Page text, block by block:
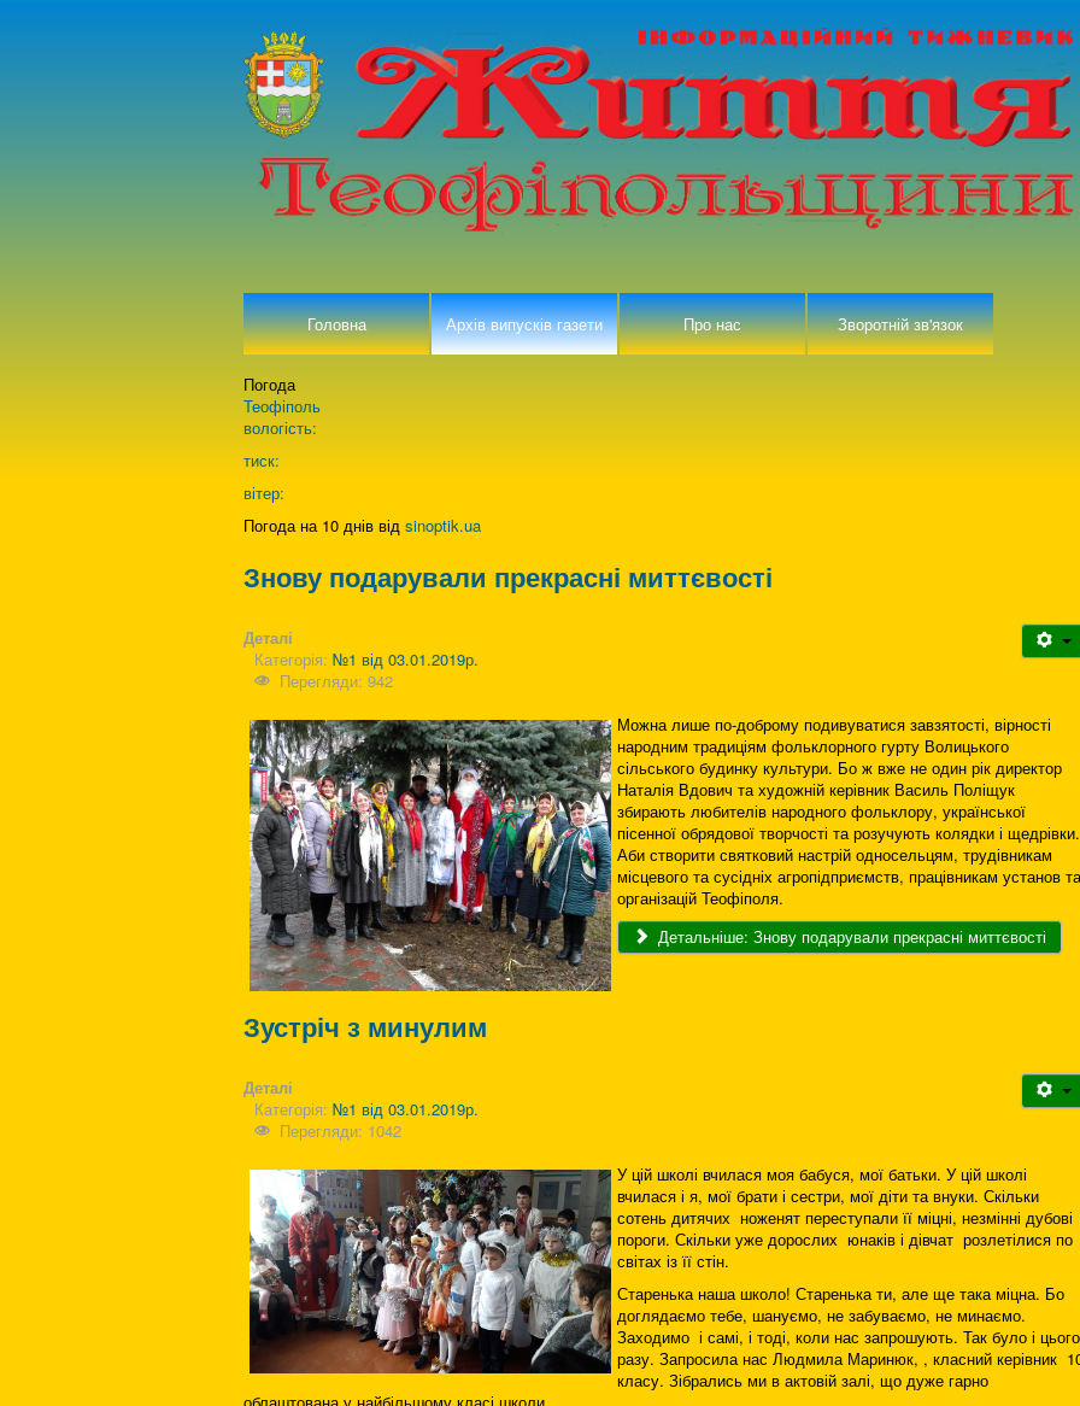
Головна Архів випусків газети Про нас Зворотній зв'язок
Погода
Теофіполь
вологість:
тиск:
вітер:
Погода на 10 днів від sinoptik.ua
Знову подарували прекрасні миттєвості
Деталі
Категорія: №1 від 03.01.2019р.
Перегляди: 942
Можна лише по-доброму подивуватися завзятості, вірності
народним традиціям фольклорного гурту Волицького
сільського будинку культури. Бо ж вже не один рік директор
Наталія Вдович та художній керівник Василь Поліщук
збирають любителів народного фольклору, української
пісенної обрядової творчості та розучують колядки і
Аби створити святковий настрій односельцям, трудівникам
місцевого та сусідніх агропідприємств, працівникам установ та
організацій Теофіполя.
Детальніше: Знову подарували прекрасні миттєвості
Зустріч з минулим
Деталі
Категорія: №1 від 03.01.2019р.
Перегляди: 1042
У цій школі вчилася моя бабуся, мої батьки. У цій школі
вчилася і я, мої брати і сестри, мої діти та внуки. Скільки
сотень дитячих ноженят переступали її міцні, незмінні дубові
пороги. Скільки уже дорослих юнаків і дівчат розлетілися по
світах із її стін.
Старенька наша школо! Старенька ти, але ще така міцна. Бо
доглядаємо тебе, шануємо, не забуваємо, не минаємо.
Заходимо і самі, і тоді, коли нас запрошують. Так було і цього
разу. Запросила нас Людмила Маринюк, , класний керівник
класу. Зібрались ми в актовій залі, що дуже гарно